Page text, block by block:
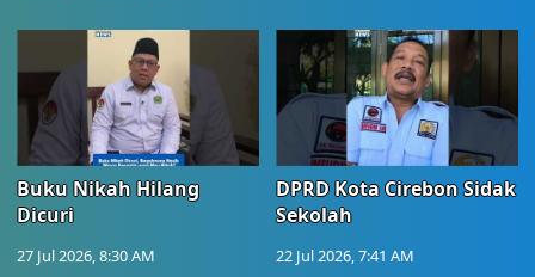
Buku Nikah Hilang
Dicuri
27 Jul 2026, 8:30 AM
DPRD Kota Cirebon Sidak
Sekolah
22 Jul 2026, 7:41 AM